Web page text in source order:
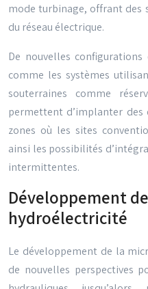
mode turbinage, offrant des
du réseau électrique.
De nouvelles
comme les systèmes
souterraines comme
permettent d’implanter des
zones où les sites
ainsi les possibilités
intermittentes.
Développement
hydroélectricité
Le développement de la
de nouvelles perspectives